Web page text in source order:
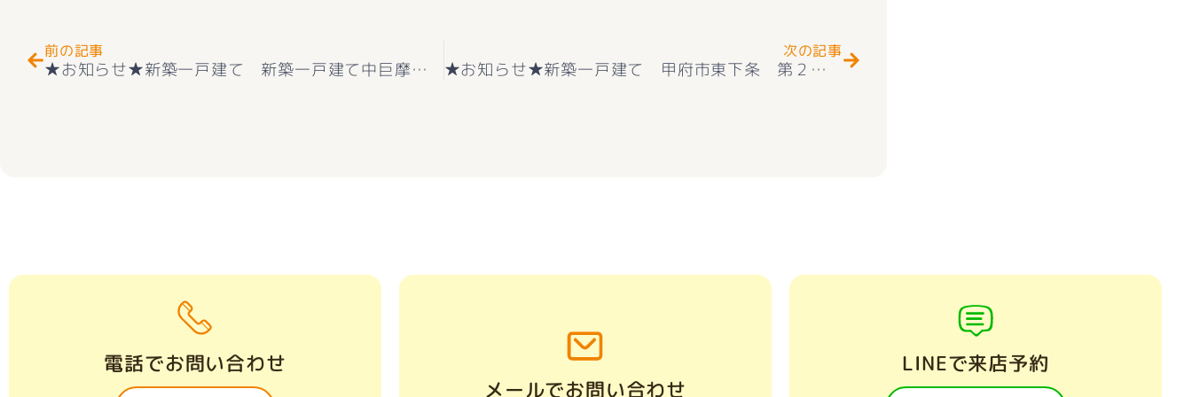
前の記事
★お知らせ★新築一戸建て 新築一戸建て中巨摩郡昭和町 上河東 （常永駅 ） 2階建 ３ＬＤＫ デザイナーズコンパクト分譲 好評販売中(^^♪
次の記事
★お知らせ★新築一戸建て 甲府市東下条 第２ ２号棟 2階建 4ＬＤＫ 耐震等級3取得 ＋住宅性能評価付 価格改定☆2290万円 子育てエコホーム支援事業対象対象物件 （40万円） 好評販売中(^^♪
電話でお問い合わせ
メールでお問い合わせ
LINEで来店予約